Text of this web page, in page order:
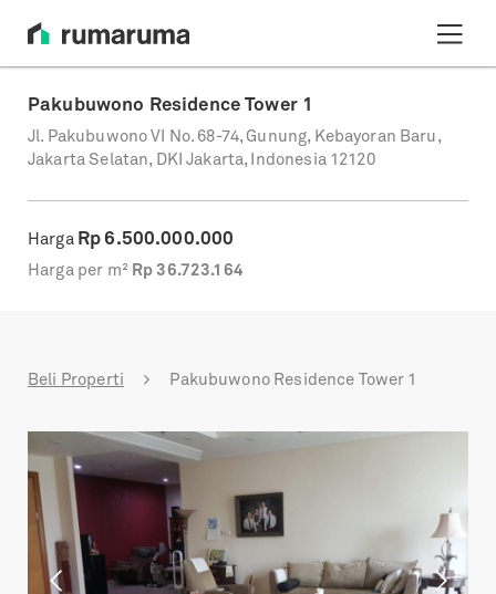
Pakubuwono Residence Tower 1
Jl. Pakubuwono VI No. 68-74, Gunung, Kebayoran Baru,
Jakarta Selatan, DKI Jakarta, Indonesia 12120
Harga Rp6.500.000.000
Harga per m² Rp 36.723.164
Beli Properti Pakubuwono Residence Tower 1
Previous